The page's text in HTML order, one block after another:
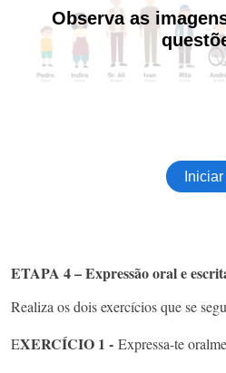
ETAPA 4 – Expressão oral e
Realiza os dois exercícios que se
EXERCÍCIO 1 - Expressa-te